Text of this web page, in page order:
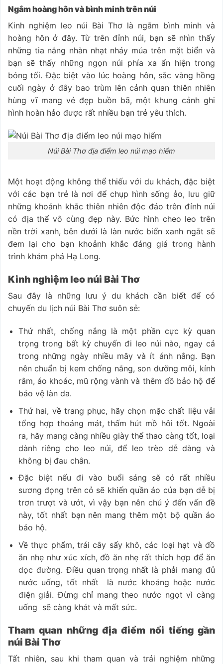
Ngắm hoàng hôn và bình minh trên núi
Kinh nghiệm leo núi Bài Thơ là ngắm bình minh và
hoàng hôn ở đây. Từ trên đỉnh núi, bạn sẽ nhìn thấy
những tia nắng nhàn nhạt nhảy múa trên mặt biển và
bạn sẽ thấy những ngọn núi phía xa ẩn hiện trong
bóng tối. Đặc biệt vào lúc hoàng hôn, sắc vàng hồng
cuối ngày ở đây bao trùm lên cảnh quan thiên nhiên
hùng vĩ mang vẻ đẹp buồn bã, một khung cảnh ghi
hình hoàn hảo được rất nhiều bạn trẻ yêu thích.
Núi Bài Thơ địa điểm leo núi mạo hiểm
Một hoạt động không thể thiếu với du khách, đặc biệt
với các bạn trẻ là nơi để chụp hình sống ảo, lưu giữ
những khoảnh khắc thiên nhiên độc đáo trên đỉnh núi
có địa thế vô cùng đẹp này. Bức hình cheo leo trên
nền trời xanh, bên dưới là làn nước biển xanh ngắt sẽ
đem lại cho bạn khoảnh khắc đáng giá trong hành
trình khám phá Hạ Long.
Kinh nghiệm leo núi Bài Thơ
Sau đây là những lưu ý du khách cần biết để có
chuyến du lịch núi Bài Thơ suôn sẻ:
Thứ nhất, chống nắng là một phần cực kỳ quan
trọng trong bất kỳ chuyến đi leo núi nào, ngay cả
trong những ngày nhiều mây và ít ánh nắng. Bạn
nên chuẩn bị kem chống nắng, son dưỡng môi, kính
râm, áo khoác, mũ rộng vành và thêm đồ bảo hộ để
bảo vệ làn da.
Thứ hai, về trang phục, hãy chọn mặc chất liệu vải
tổng hợp thoáng mát, thấm hút mồ hôi tốt. Ngoài
ra, hãy mang càng nhiều giày thể thao càng tốt, loại
dành riêng cho leo núi, để leo trèo dễ dàng và
không bị đau chân.
Đặc biệt nếu đi vào buổi sáng sẽ có rất nhiều
sương đọng trên cỏ sẽ khiến quần áo của bạn dễ bị
trơn trượt và ướt, vì vậy bạn nên chú ý đến vấn đề
này, tốt nhất bạn nên mang thêm một bộ quần áo
bảo hộ.
Về thực phẩm, trái cây sấy khô, các loại hạt và đồ
ăn nhẹ như xúc xích, đồ ăn nhẹ rất thích hợp để ăn
dọc đường. Điều quan trọng nhất là phải mang đủ
nước uống, tốt nhất là nước khoáng hoặc nước
điện giải. Đừng chỉ mang theo nước ngọt vì càng
uống sẽ càng khát và mất sức.
Tham quan những địa điểm nổi tiếng gần
núi Bài Thơ
Tất nhiên, sau khi tham quan và trải nghiệm những